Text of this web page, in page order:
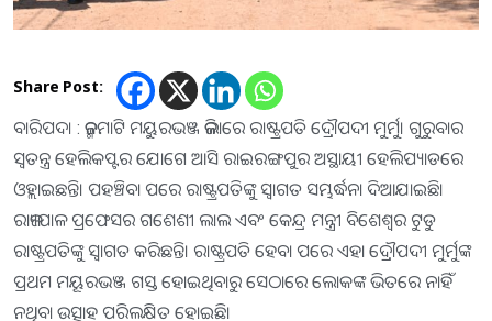
Share Post:
ବାରିପଦା : ଜନ୍ମମାଟି ମୟୁରଭଞ୍ଜ ଜିଲାରେ ରାଷ୍ଟ୍ରପତି ଦ୍ରୌପଦୀ ମୁର୍ମୁ। ଗୁରୁବାର
ସ୍ବତନ୍ତ୍ର ହେଲିକପ୍ଟର ଯୋଗେ ଆସି ରାଇରଙ୍ଗପୁର ଅସ୍ଥାୟୀ ହେଲିପ୍ୟାଡରେ
ଓହ୍ଲାଇଛନ୍ତି। ପହଞ୍ଚିବା ପରେ ରାଷ୍ଟ୍ରପତିଙ୍କୁ ସ୍ବାଗତ ସମ୍ଭର୍ଦ୍ଧନା ଦିଆଯାଇଛି।
ରାଜ୍ୟପାଳ ପ୍ରଫେସର ଗଶେଶୀ ଲାଲ ଏବଂ କେନ୍ଦ୍ର ମନ୍ତ୍ରୀ ବିଶେଶ୍ୱର ଟୁଡୁ
ରାଷ୍ଟ୍ରପତିଙ୍କୁ ସ୍ବାଗତ କରିଛନ୍ତି। ରାଷ୍ଟ୍ରପତି ହେବା ପରେ ଏହା ଦ୍ରୌପଦୀ ମୁର୍ମୁଙ୍କ
ପ୍ରଥମ ମୟୂରଭଞ୍ଜ ଗସ୍ତ ହୋଇଥିବାରୁ ସେଠାରେ ଲୋକଙ୍କ ଭିତରେ ନାହିଁ
ନଥିବା ଉତ୍ସାହ ପରିଲକ୍ଷିତ ହୋଇଛି।